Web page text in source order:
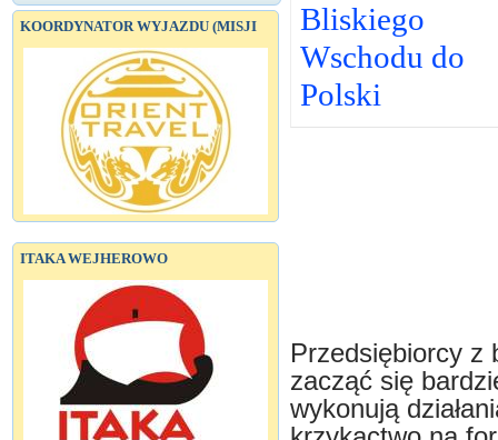
KOORDYNATOR WYJAZDU (MISJI
ITAKA WEJHEROWO
Bliskiego
Wschodu do
Polski
Przedsiębiorcy z
zacząć się
wykonują